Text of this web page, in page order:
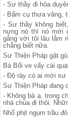
- Sư thầy đi hóa
- Bẩm cụ thưa vâng,
- Sư thầy không
nựng nó thì nó mới
gắng với tôi lâu lắm
chẳng biết nữa.
Sư Thiện Pháp gật
Bà Bổi ve vẩy cái
- Độ rày có ai mời sư
Sư Thiện Pháp đang
- Không bà ạ, trong
nhà chùa đi thôi.
Nhổ phịt ngụm trầu